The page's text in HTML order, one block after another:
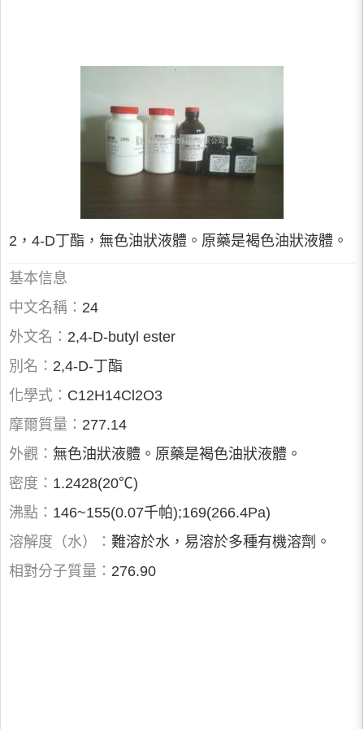
2，4-D丁酯，無色油狀液體。原藥是褐色油狀液體。
基本信息
中文名稱： 24
外文名： 2,4-D-butyl ester
別名： 2,4-D-丁酯
化學式： C12H14Cl2O3
摩爾質量： 277.14
外觀： 無色油狀液體。原藥是褐色油狀液體。
密度： 1.2428(20℃)
沸點： 146~155(0.07千帕);169(266.4Pa)
溶解度（水）： 難溶於水，易溶於多種有機溶劑。
相對分子質量： 276.90